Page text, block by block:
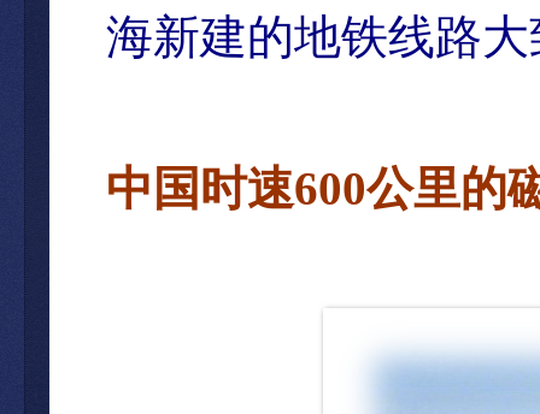
海新建的地铁线路
中国时速600公里的